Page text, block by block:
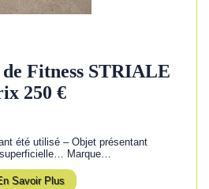
Fitness STRIALE
250 €
été utilisé – Objet présentant
Marque…
Savoir Plus